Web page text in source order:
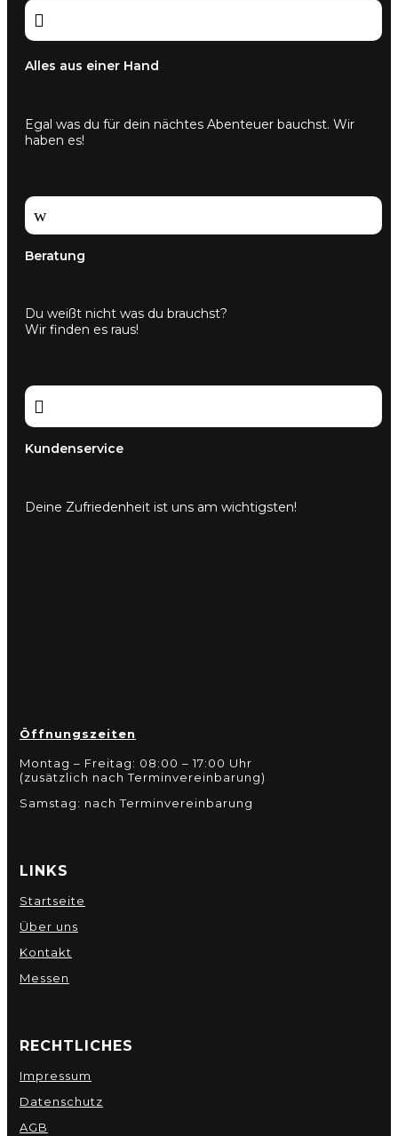

Alles aus einer Hand
Egal was du für dein nächtes Abenteuer bauchst. Wir
haben es!
w
Beratung
Du weißt nicht was du brauchst?
Wir finden es raus!

Kundenservice
Deine Zufriedenheit ist uns am wichtigsten!
Öffnungszeiten
Montag – Freitag: 08:00 – 17:00 Uhr
(zusätzlich nach Terminvereinbarung)
Samstag: nach Terminvereinbarung
LINKS
Startseite
Über uns
Kontakt
Messen
RECHTLICHES
Impressum
Datenschutz
AGB